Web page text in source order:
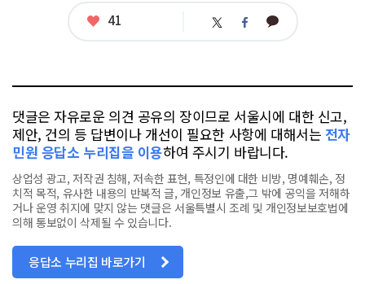
좋
41 트 페 카
댓글은 자유로운 의견 공유의 장이므로 서울시에 대한 신고,
제안, 건의 등 답변이나 개선이 필요한 사항에 대해서는 전자
민원 응답소 누리집을 이용하여 주시기 바랍니다.
상업성 광고, 저작권 침해, 저속한 표현, 특정인에 대한 비방, 명예훼손, 정
치적 목적, 유사한 내용의 반복적 글, 개인정보 유출,그 밖에 공익을 저해하
거나 운영 취지에 맞지 않는 댓글은 서울특별시 조례 및 개인정보보호법에
의해 통보없이 삭제될 수 있습니다.
응답소 누리집 바로가기